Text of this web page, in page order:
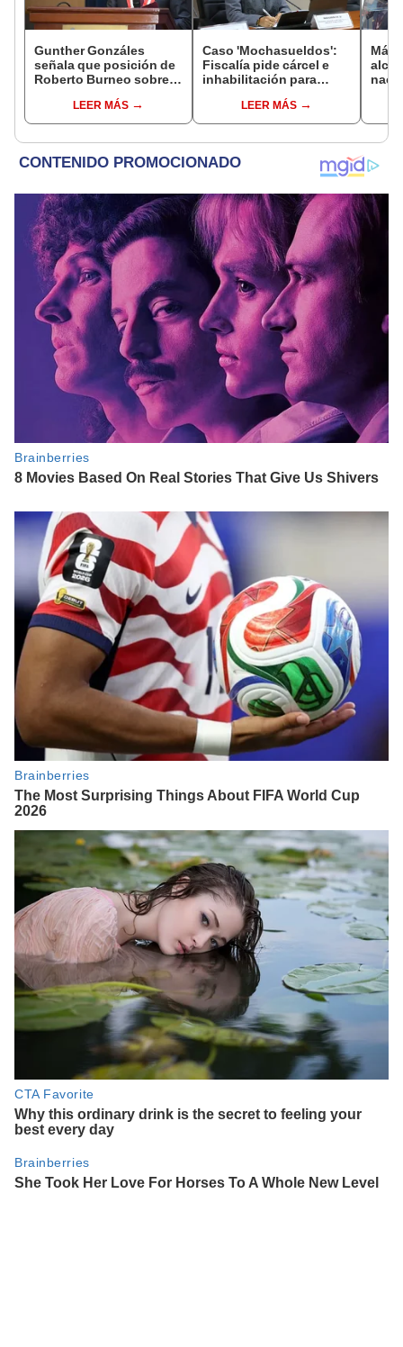
Gunther Gonzáles
señala que posición de
Roberto Burneo sobre
Aliaga no representan al
JNE
LEER MÁS
Caso 'Mochasueldos':
Fiscalía pide cárcel e
inhabilitación para
fujimorista María
Cordero Jon Tay
LEER MÁS
Más